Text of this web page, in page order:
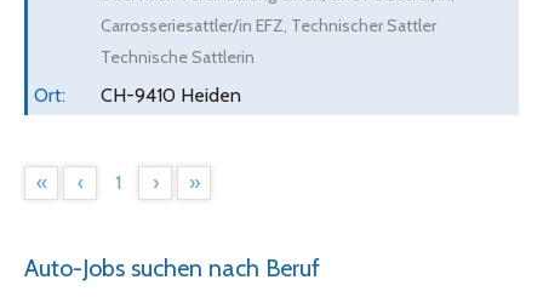
Carrosseriesattler/in EFZ, Technischer Sattler
Technische Sattlerin
CH-9410 Heiden
« ‹ 1 › »
Auto-Jobs suchen nach Beruf